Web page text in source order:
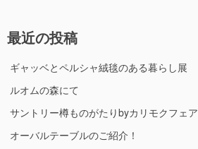
最近の投稿
ギャッベとペルシャ絨毯のある暮らし展
ルオムの森にて
サントリー樽ものがたりbyカリモクフェア
オーバルテーブルのご紹介！